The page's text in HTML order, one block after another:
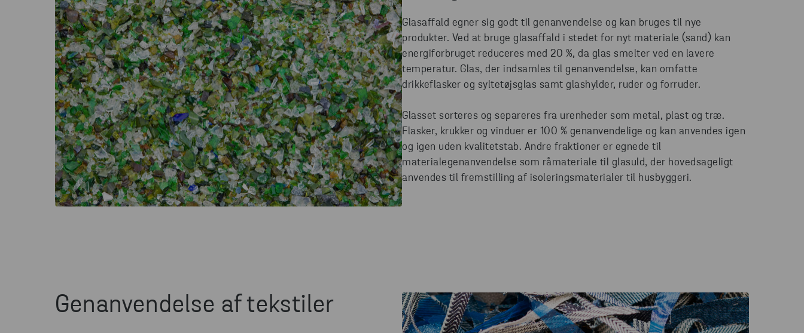
Glasaffald egner sig godt til genanvendelse og kan bruges til nye
produkter. Ved at bruge glasaffald i stedet for nyt materiale (sand) kan
energiforbruget reduceres med 20 %, da glas smelter ved en lavere
temperatur. Glas, der indsamles til genanvendelse, kan omfatte
drikkeflasker og syltetøjsglas samt glashylder, ruder og forruder.
Glasset sorteres og separeres fra urenheder som metal, plast og træ.
Flasker, krukker og vinduer er 100 % genanvendelige og kan anvendes igen
og igen uden kvalitetstab. Andre fraktioner er egnede til
materialegenanvendelse som råmateriale til glasuld, der hovedsageligt
anvendes til fremstilling af isoleringsmaterialer til husbyggeri.
Genanvendelse af tekstiler